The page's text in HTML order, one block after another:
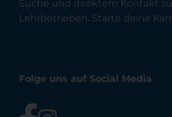
Suche und direktem Kontakt
Lehrbetrieben. Starte deine
Folge uns auf Social Media